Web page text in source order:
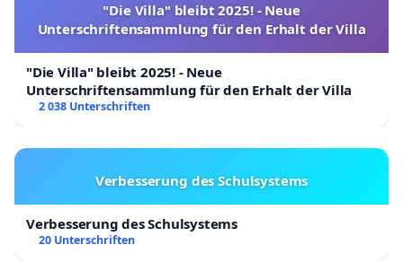
"Die Villa" bleibt 2025! - Neue
Unterschriftensammlung für den Erhalt der Villa
"Die Villa" bleibt 2025! - Neue
Unterschriftensammlung für den Erhalt der Villa
2 038 Unterschriften
Verbesserung des Schulsystems
Verbesserung des Schulsystems
20 Unterschriften